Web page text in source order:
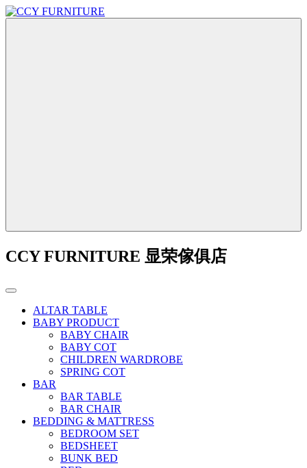
CCY FURNITURE 显荣傢俱店
ALTAR TABLE
BABY PRODUCT
BABY CHAIR
BABY COT
CHILDREN WARDROBE
SPRING COT
BAR
BAR TABLE
BAR CHAIR
BEDDING & MATTRESS
BEDROOM SET
BEDSHEET
BUNK BED